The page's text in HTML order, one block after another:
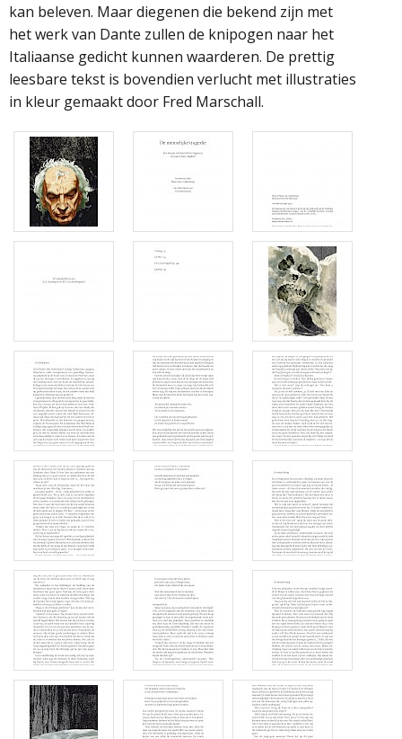
kan beleven. Maar diegenen die bekend zijn met
het werk van Dante zullen de knipogen naar het
Italiaanse gedicht kunnen waarderen. De prettig
leesbare tekst is bovendien verlucht met illustraties
in kleur gemaakt door Fred Marschall.